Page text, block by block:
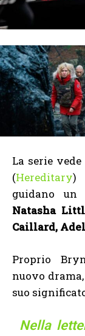
La serie
(Hereditary)
guidano un
Natasha
Caillard,
Proprio
nuovo
suo
Nella